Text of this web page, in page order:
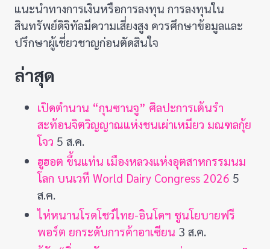
แนะนำทางการเงินหรือการลงทุน การลงทุนใน
สินทรัพย์ดิจิทัลมีความเสี่ยงสูง ควรศึกษาข้อมูลและ
ปรึกษาผู้เชี่ยวชาญก่อนตัดสินใจ
ล่าสุด
เปิดตำนาน “กุนซานจู” ศิลปะการเต้นรำ
สะท้อนจิตวิญญาณแห่งชนเผ่าเหมียว มณฑลกุ้ย
โจว 5 ส.ค.
ฮูฮอต ขึ้นแท่น เมืองหลวงแห่งอุตสาหกรรมนม
โลก บนเวที World Dairy Congress 2026 5
ส.ค.
ไห่หนานโรดโชว์ไทย-อินโดฯ ชูนโยบายฟรี
พอร์ต ยกระดับการค้าอาเซียน 3 ส.ค.